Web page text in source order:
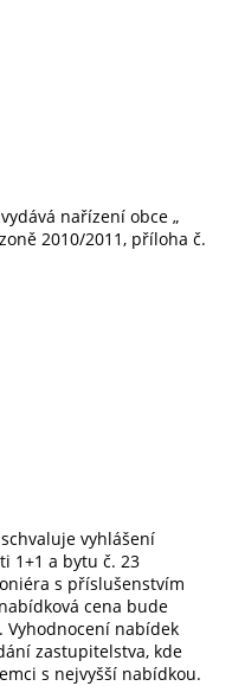
nařízení obce „
2010/2011, příloha č.
vyhlášení
1+1 a bytu č. 23
s příslušenstvím
cena bude
Vyhodnocení nabídek
zastupitelstva, kde
s nejvyšší nabídkou.